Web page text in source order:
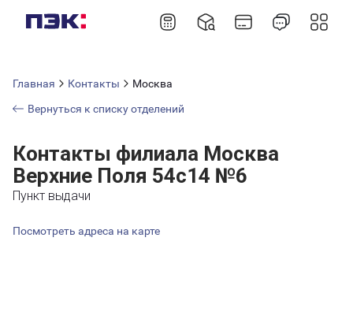
Главная Контакты
Москва
Вернуться к списку отделений
Контакты филиала Москва
Верхние Поля 54с14 №6
Пункт выдачи
Посмотреть адреса на карте